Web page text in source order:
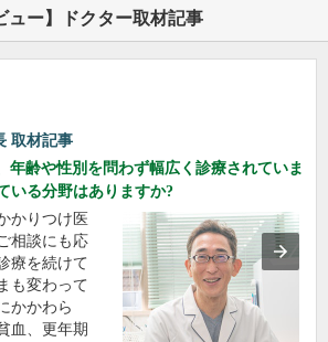
ュー】ドクター取材記事
取材記事
齢や性別を問わず幅広く診療されていま
いる分野はありますか?
かりつけ医
相談にも応
療を続けて
も変わって
かかわら
血、更年期